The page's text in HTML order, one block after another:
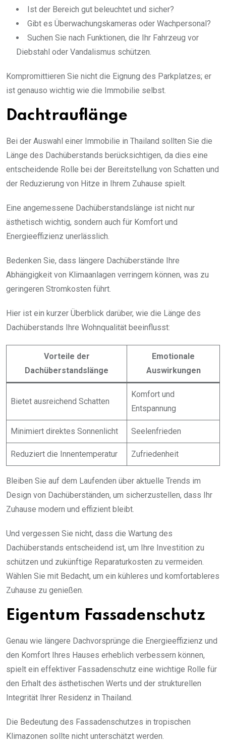
Ist der Bereich gut beleuchtet und sicher?
Gibt es Überwachungskameras oder Wachpersonal?
Suchen Sie nach Funktionen, die Ihr Fahrzeug vor
Diebstahl oder Vandalismus schützen.
Kompromittieren Sie nicht die Eignung des Parkplatzes; er
ist genauso wichtig wie die Immobilie selbst.
Dachtrauflänge
Bei der Auswahl einer Immobilie in Thailand sollten Sie die
Länge des Dachüberstands berücksichtigen, da dies eine
entscheidende Rolle bei der Bereitstellung von Schatten und
der Reduzierung von Hitze in Ihrem Zuhause spielt.
Eine angemessene Dachüberstandslänge ist nicht nur
ästhetisch wichtig, sondern auch für Komfort und
Energieeffizienz unerlässlich.
Bedenken Sie, dass längere Dachüberstände Ihre
Abhängigkeit von Klimaanlagen verringern können, was zu
geringeren Stromkosten führt.
Hier ist ein kurzer Überblick darüber, wie die Länge des
Dachüberstands Ihre Wohnqualität beeinflusst:
Vorteile der
Dachüberstandslänge
Emotionale
Auswirkungen
Bietet ausreichend Schatten
Komfort und
Entspannung
Minimiert direktes Sonnenlicht Seelenfrieden
Reduziert die Innentemperatur Zufriedenheit
Bleiben Sie auf dem Laufenden über aktuelle Trends im
Design von Dachüberständen, um sicherzustellen, dass Ihr
Zuhause modern und effizient bleibt.
Und vergessen Sie nicht, dass die Wartung des
Dachüberstands entscheidend ist, um Ihre Investition zu
schützen und zukünftige Reparaturkosten zu vermeiden.
Wählen Sie mit Bedacht, um ein kühleres und komfortableres
Zuhause zu genießen.
Eigentum Fassadenschutz
Genau wie längere Dachvorsprünge die Energieeffizienz und
den Komfort Ihres Hauses erheblich verbessern können,
spielt ein effektiver Fassadenschutz eine wichtige Rolle für
den Erhalt des ästhetischen Werts und der strukturellen
Integrität Ihrer Residenz in Thailand.
Die Bedeutung des Fassadenschutzes in tropischen
Klimazonen sollte nicht unterschätzt werden.